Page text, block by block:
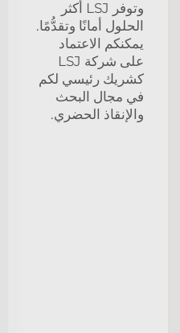
وتوفر LSJ أكثر
الحلول أمانًا وتقدُّمًا.
يمكنكم الاعتماد
على شركة LSJ
كشريك رئيسي لكم
في مجال البحث
والإنقاذ الحضري.